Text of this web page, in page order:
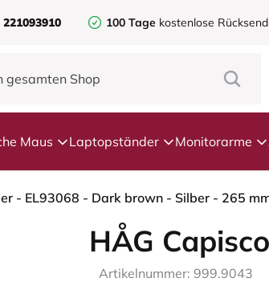
221093910 100 Tage kostenlose
Maus Laptopständer Monitorarme
- EL93068 - Dark brown - Silber - 265
HÅG
Artikelnummer: 999.9043